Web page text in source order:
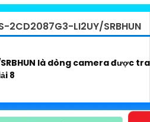
2CD2087G3-LI2UY/SRBHUN
là dòng camera được
8